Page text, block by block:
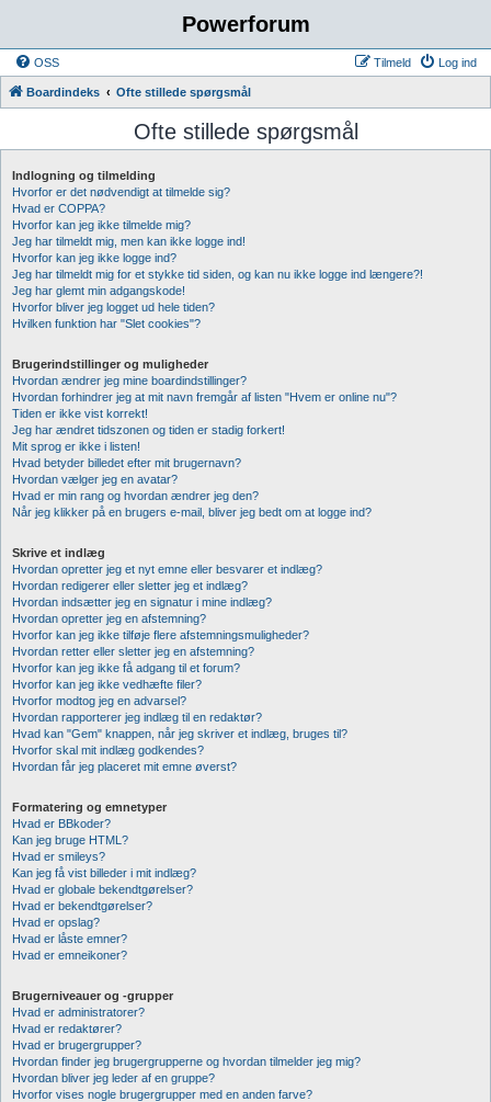
Powerforum
OSS Log ind
Tilmeld
Boardindeks Ofte stillede spørgsmål
Ofte stillede spørgsmål
Indlogning og tilmelding
Hvorfor er det nødvendigt at tilmelde sig?
Hvad er COPPA?
Hvorfor kan jeg ikke tilmelde mig?
Jeg har tilmeldt mig, men kan ikke logge ind!
Hvorfor kan jeg ikke logge ind?
Jeg har tilmeldt mig for et stykke tid siden, og kan nu ikke logge ind længere?!
Jeg har glemt min adgangskode!
Hvorfor bliver jeg logget ud hele tiden?
Hvilken funktion har "Slet cookies"?
Brugerindstillinger og muligheder
Hvordan ændrer jeg mine boardindstillinger?
Hvordan forhindrer jeg at mit navn fremgår af listen "Hvem er online nu"?
Tiden er ikke vist korrekt!
Jeg har ændret tidszonen og tiden er stadig forkert!
Mit sprog er ikke i listen!
Hvad betyder billedet efter mit brugernavn?
Hvordan vælger jeg en avatar?
Hvad er min rang og hvordan ændrer jeg den?
Når jeg klikker på en brugers e-mail, bliver jeg bedt om at logge ind?
Skrive et indlæg
Hvordan opretter jeg et nyt emne eller besvarer et indlæg?
Hvordan redigerer eller sletter jeg et indlæg?
Hvordan indsætter jeg en signatur i mine indlæg?
Hvordan opretter jeg en afstemning?
Hvorfor kan jeg ikke tilføje flere afstemningsmuligheder?
Hvordan retter eller sletter jeg en afstemning?
Hvorfor kan jeg ikke få adgang til et forum?
Hvorfor kan jeg ikke vedhæfte filer?
Hvorfor modtog jeg en advarsel?
Hvordan rapporterer jeg indlæg til en redaktør?
Hvad kan "Gem" knappen, når jeg skriver et indlæg, bruges til?
Hvorfor skal mit indlæg godkendes?
Hvordan får jeg placeret mit emne øverst?
Formatering og emnetyper
Hvad er BBkoder?
Kan jeg bruge HTML?
Hvad er smileys?
Kan jeg få vist billeder i mit indlæg?
Hvad er globale bekendtgørelser?
Hvad er bekendtgørelser?
Hvad er opslag?
Hvad er låste emner?
Hvad er emneikoner?
Brugerniveauer og -grupper
Hvad er administratorer?
Hvad er redaktører?
Hvad er brugergrupper?
Hvordan finder jeg brugergrupperne og hvordan tilmelder jeg mig?
Hvordan bliver jeg leder af en gruppe?
Hvorfor vises nogle brugergrupper med en anden farve?